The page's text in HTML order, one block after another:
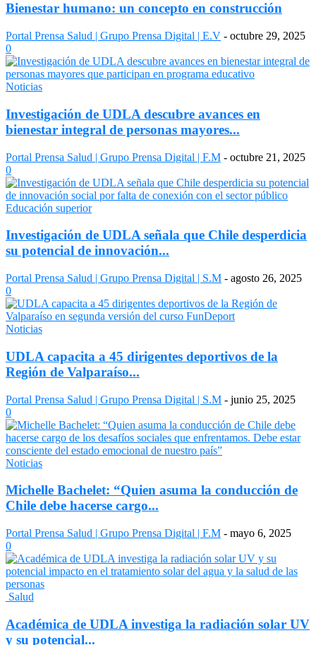
Bienestar humano: un concepto en construcción
Portal Prensa Salud | Grupo Prensa Digital | E.V - octubre 29, 2025
0
Noticias
Investigación de UDLA descubre avances en
bienestar integral de personas mayores...
Portal Prensa Salud | Grupo Prensa Digital | F.M - octubre 21, 2025
0
Educación superior
Investigación de UDLA señala que Chile desperdicia
su potencial de innovación...
Portal Prensa Salud | Grupo Prensa Digital | S.M - agosto 26, 2025
0
Noticias
UDLA capacita a 45 dirigentes deportivos de la
Región de Valparaíso...
Portal Prensa Salud | Grupo Prensa Digital | S.M - junio 25, 2025
0
Noticias
Michelle Bachelet: “Quien asuma la conducción de
Chile debe hacerse cargo...
Portal Prensa Salud | Grupo Prensa Digital | F.M - mayo 6, 2025
0
Salud
Académica de UDLA investiga la radiación solar UV
y su potencial...